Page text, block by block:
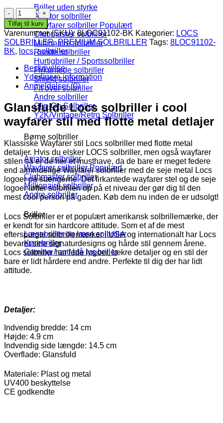
Briller uden styrke
Aviator solbriller
Wayfarer solbriller
Clubmaster solbriller
Millionaire solbriller
Runde solbriller
Hurtigbriller / Sportssolbriller
Firkantede solbriller
Shield solbriller
Fit over solbriller
Andre solbriller
Clip-On Solbriller
Y2K/Vintage/Retro Solbriller
Børne solbriller
Aviator solbriller
Wayfarer solbriller
Clubmaster solbriller
Millionaire solbriller
Andre solbriller
Briller
Læsebriller og læse solbriller
Kørebriller
Gaming / anti blå lys briller
Locs
Solbriller
-
Chévere
antal
Tilføj til kurv
Varenummer (SKU):8LOC91102-BK Kategorier: LOCS
SOLBRILLER,PREMIUM SOLBRILLER Tags: 8LOC91102-
BK, locs,solbriller
Beskrivelse
Yderligere information
Anmeldelser (0)
Glansfulde Locs solbriller i cool
wayfarer stil med flotte metal detlajer
Klassiske Wayfarer stil Locs solbriller med flotte metal
detaljer. Hvis du elsker LOCS solbriller, men også wayfarer
stilen så er de her et musthave, da de bare er meget federe
end almindelige Wayfarer solbriller med de seje metal Locs
logoer på stængerne. Det firkantede wayfarer stel og de seje
logoer løfter solbrillen op på et niveau der gør dig til den
mest cool person på gaden. Køb dem nu inden de er udsolgt!
Locs Solbriller er et populært amerikansk solbrillemærke, der
er kendt for sin hardcore attitude. Som et af de mest
efterspurgte solbrillemærker i USA og internationalt har Locs
bevaret sine signaturdesigns og hårde stil gennem årene.
Locs solbriller har fede logoer, lækre detaljer og en stil der
bare er lidt hårdere end andre. Perfekte til dig der har lidt
attitude.
Detaljer:
Indvendig bredde: 14 cm
Højde: 4.9 cm
Indvendig side længde: 14.5 cm
Overflade: Glansfuld
Materiale: Plast og metal
UV400 beskyttelse
CE godkendte